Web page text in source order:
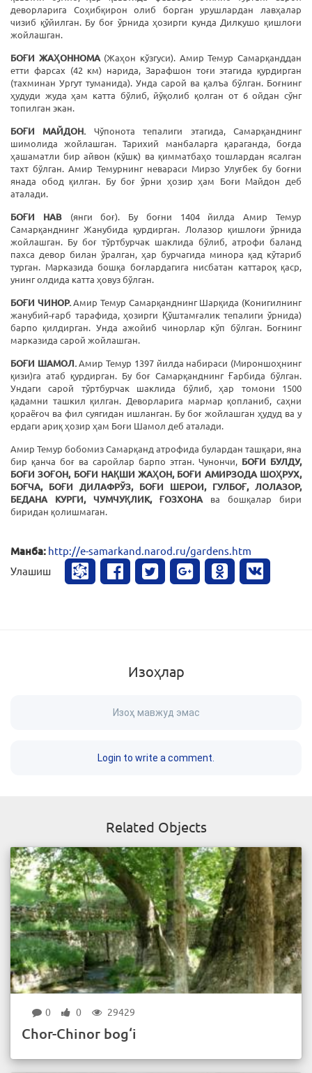
деворларига Соҳибқирон олиб борган урушлардан лавҳалар
чизиб қўйилган. Бу боғ ўрнида ҳозирги кунда Дилкушо қишлоғи
жойлашган.
БОҒИ ЖАҲОННОМА (Жаҳон кўзгуси). Амир Темур Самарқанддан
етти фарсах (42 км) нарида, Зарафшон тоғи этагида қурдирган
(тахминан Ургут туманида). Унда сарой ва қалъа бўлган. Боғнинг
ҳудуди жуда ҳам катта бўлиб, йўқолиб қолган от 6 ойдан сўнг
топилган экан.
БОҒИ МАЙДОН. Чўпонота тепалиги этагида, Самарқанднинг
шимолида жойлашган. Тарихий манбаларга қараганда, боғда
ҳашаматли бир айвон (кўшк) ва қимматбаҳо тошлардан ясалган
тахт бўлган. Амир Темурнинг невараси Мирзо Улуғбек бу боғни
янада обод қилган. Бу боғ ўрни ҳозир ҳам Боғи Майдон деб
аталади.
БОҒИ НАВ
(янги боғ). Бу боғни 1404 йилда Амир Темур
Самарқанднинг Жанубида қурдирган. Лолазор қишлоғи ўрнида
жойлашган. Бу боғ тўртбурчак шаклида бўлиб, атрофи баланд
пахса девор билан ўралган, ҳар бурчагида минора қад кўтариб
турган. Марказида бошқа боғлардагига нисбатан каттароқ қаср,
унинг олдида катта ҳовуз бўлган.
БОҒИ ЧИНОР.Амир Темур Самарқанднинг Шарқида (Конигилнинг
жанубий-ғарб тарафида, ҳозирги Қўштамғалик тепалиги ўрнида)
барпо қилдирган. Унда ажойиб чинорлар кўп бўлган. Боғнинг
марказида сарой жойлашган.
БОҒИ ШАМОЛ.Амир Темур 1397 йилда набираси (Мироншоҳнинг
қизи)га атаб қурдирган. Бу боғ Самарқанднинг Ғарбида бўлган.
Ундаги сарой тўртбурчак шаклида бўлиб, ҳар томони 1500
қадамни ташкил қилган. Деворларига мармар қопланиб, саҳни
қораёғоч ва фил суягидан ишланган. Бу боғ жойлашган ҳудуд ва у
ердаги ариқ ҳозир ҳам Боғи Шамол деб аталади.
Амир Темур бобомиз Самарқанд атрофида булардан ташқари, яна
бир қанча боғ ва саройлар барпо этган. Чунончи, БОҒИ БУЛДУ,
БОҒИ ЗОҒОН, БОҒИ НАҚШИ ЖАҲОН, БОҒИ АМИРЗОДА ШОҲРУХ,
БОҒЧА, БОҒИ ДИЛАФРЎЗ, БОҒИ ШЕРОИ, ГУЛБОҒ, ЛОЛАЗОР,
БЕДАНА КУРГИ, ЧУМЧУҚЛИК, ҒОЗХОНА ва бошқалар бири
биридан қолишмаган.
Манба: http://e-samarkand.narod.ru/gardens.htm
Улашиш
Изоҳлар
Изоҳ мавжуд эмас
Login to write a comment.
Related Objects
0 0 29429
Chor-Chinor bog‘i